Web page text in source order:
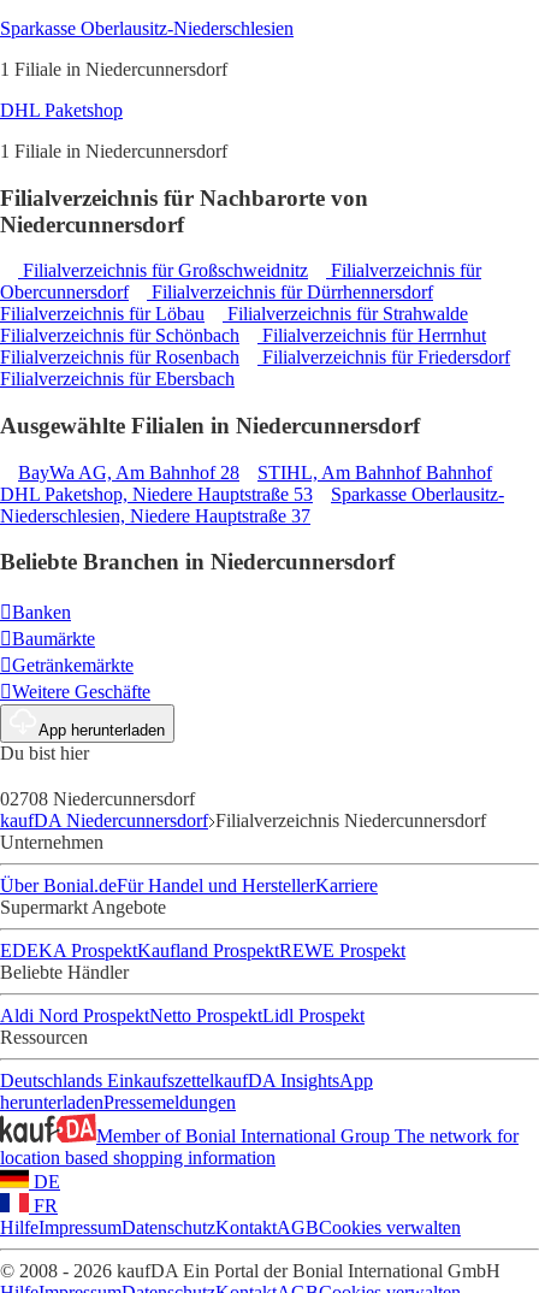
Sparkasse Oberlausitz-Niederschlesien
1 Filiale in Niedercunnersdorf
DHL Paketshop
1 Filiale in Niedercunnersdorf
Filialverzeichnis für Nachbarorte von
Niedercunnersdorf
Filialverzeichnis für Großschweidnitz
Filialverzeichnis für
Obercunnersdorf
Filialverzeichnis für Dürrhennersdorf
Filialverzeichnis für Löbau
Filialverzeichnis für Strahwalde
Filialverzeichnis für Schönbach
Filialverzeichnis für Herrnhut
Filialverzeichnis für Rosenbach
Filialverzeichnis für Friedersdorf
Filialverzeichnis für Ebersbach
Ausgewählte Filialen in Niedercunnersdorf
BayWa AG, Am Bahnhof 28
STIHL, Am Bahnhof Bahnhof
DHL Paketshop, Niedere Hauptstraße 53
Sparkasse Oberlausitz-
Niederschlesien, Niedere Hauptstraße 37
Beliebte Branchen in Niedercunnersdorf
Banken
Baumärkte
Getränkemärkte
Weitere Geschäfte
App herunterladen
Du bist hier
02708 Niedercunnersdorf
kaufDA Niedercunnersdorf Filialverzeichnis Niedercunnersdorf
Unternehmen
Über Bonial.deFür Handel und HerstellerKarriere
Supermarkt Angebote
EDEKA ProspektKaufland ProspektREWE Prospekt
Beliebte Händler
Aldi Nord ProspektNetto ProspektLidl Prospekt
Ressourcen
Deutschlands EinkaufszettelkaufDA InsightsApp
herunterladenPressemeldungen
Member of Bonial International Group The network for
location based shopping information
DE
FR
HilfeImpressumDatenschutzKontaktAGBCookies verwalten
© 2008 - 2026 kaufDA Ein Portal der Bonial International GmbH